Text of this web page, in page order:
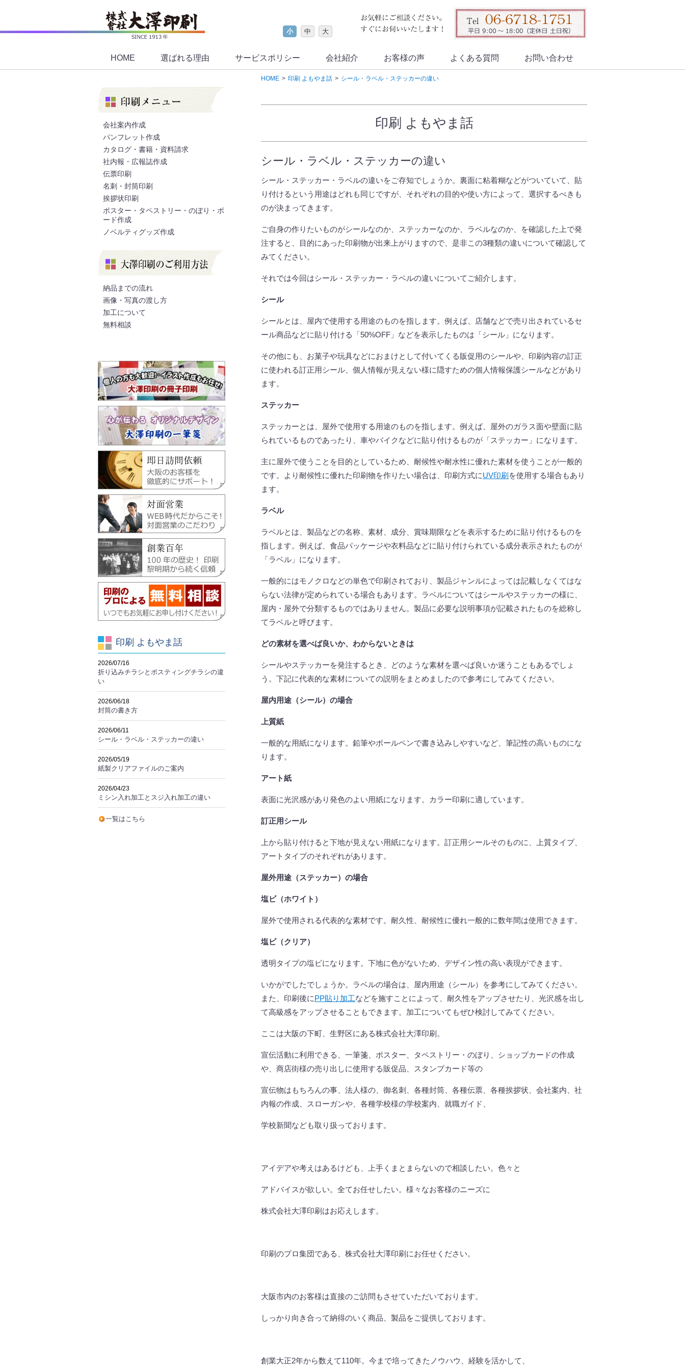
HOME 選ばれる理由 サービスポリシー 会社紹介 お客様の声 よくある質問 お問い合わせ
小 中 大
HOME 印刷 よもやま話 シール・ラベル・ステッカーの違い
印刷 よもやま話
シール・ラベル・ステッカーの違い
シール・ステッカー・ラベルの違いをご存知でしょうか。裏面に粘着糊などがついていて、貼
り付けるという用途はどれも同じですが、それぞれの目的や使い方によって、選択するべきも
のが決まってきます。
ご自身の作りたいものがシールなのか、ステッカーなのか、ラベルなのか、を確認した上で発
注すると、目的にあった印刷物が出来上がりますので、是非この3種類の違いについて確認して
みてください。
それでは今回はシール・ステッカー・ラベルの違いについてご紹介します。
シール
シールとは、屋内で使用する用途のものを指します。例えば、店舗などで売り出されているセ
ール商品などに貼り付ける「50%OFF 」などを表示したものは「シール」になります。
その他にも、お菓子や玩具などにおまけとして付いてくる販促用のシールや、印刷内容の訂正
に使われる訂正用シール、個人情報が見えない様に隠すための個人情報保護シールなどがあり
ます。
ステッカー
ステッカーとは、屋外で使用する用途のものを指します。例えば、屋外のガラス面や壁面に貼
られているものであったり、車やバイクなどに貼り付けるものが「ステッカー」になります。
主に屋外で使うことを目的としているため、耐候性や耐水性に優れた素材を使うことが一般的
です。より耐候性に優れた印刷物を作りたい場合は、印刷方式にUV印刷 を使用する場合もあり
ます。
ラベル
ラベルとは、製品などの名称、素材、成分、賞味期限などを表示するために貼り付けるものを
指します。例えば、食品パッケージや衣料品などに貼り付けられている成分表示されたものが
「ラベル」になります。
一般的にはモノクロなどの単色で印刷されており、製品ジャンルによっては記載しなくてはな
らない法律が定められている場合もあります。ラベルについてはシールやステッカーの様に、
屋内・屋外で分類するものではありません。製品に必要な説明事項が記載されたものを総称し
てラベルと呼びます。
どの素材を選べば良いか、わからないときは
シールやステッカーを発注するとき、どのような素材を選べば良いか迷うこともあるでしょ
う。下記に代表的な素材についての説明をまとめましたので参考にしてみてください。
屋内用途（シール）の場合
上質紙
一般的な用紙になります。鉛筆やボールペンで書き込みしやすいなど、筆記性の高いものにな
ります。
アート紙
表面に光沢感があり発色のよい用紙になります。カラー印刷に適しています。
訂正用シール
上から貼り付けると下地が見えない用紙になります。訂正用シールそのものに、上質タイプ、
アートタイプのそれぞれがあります。
屋外用途（ステッカー）の場合
塩ビ（ホワイト）
屋外で使用される代表的な素材です。耐久性、耐候性に優れ一般的に数年間は使用できます。
塩ビ（クリア）
透明タイプの塩ビになります。下地に色がないため、デザイン性の高い表現ができます。
いかがでしたでしょうか。ラベルの場合は、屋内用途（シール）を参考にしてみてください。
また、印刷後にPP貼り加工などを施すことによって、耐久性をアップさせたり、光沢感を出し
て高級感をアップさせることもできます。加工についてもぜひ検討してみてください。
ここは大阪の下町、生野区にある株式会社大澤印刷。
宣伝活動に利用できる、一筆箋、ポスター、タペストリー・のぼり、ショップカードの作成
や、商店街様の売り出しに使用する販促品、スタンプカード等の
宣伝物はもちろんの事、法人様の、御名刺、各種封筒、各種伝票、各種挨拶状、会社案内、社
内報の作成、スローガンや、各種学校様の学校案内、就職ガイド、
学校新聞なども取り扱っております。
アイデアや考えはあるけども、上手くまとまらないので相談したい。色々と
アドバイスが欲しい。全てお任せしたい。様々なお客様のニーズに
株式会社大澤印刷はお応えします。
印刷のプロ集団である、株式会社大澤印刷にお任せください。
大阪市内のお客様は直接のご訪問もさせていただいております。
しっかり向き合って納得のいく商品、製品をご提供しております。
創業大正2年から数えて110年。今まで培ってきたノウハウ、経験を活かして、
会社案内作成
パンフレット作成
カタログ・書籍・資料請求
社内報・広報誌作成
伝票印刷
名刺・封筒印刷
挨拶状印刷
ポスター・タペストリー・のぼり・ボ
ード作成
ノベルティグッズ作成
納品までの流れ
画像・写真の渡し方
加工について
無料相談
印刷 よもやま話
2026/07/16
折り込みチラシとポスティングチラシの違
い
2026/06/18
封筒の書き方
2026/06/11
シール・ラベル・ステッカーの違い
2026/05/19
紙製クリアファイルのご案内
2026/04/23
ミシン入れ加工とスジ入れ加工の違い
一覧はこちら